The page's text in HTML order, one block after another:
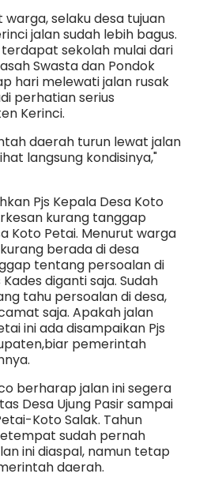
selaku desa tujuan
jalan sudah lebih bagus.
sekolah mulai dari
Swasta dan Pondok
hari melewati jalan rusak
perhatian serius
Kerinci.
daerah turun lewat jalan
langsung kondisinya,"
Pjs Kepala Desa Koto
kurang tanggap
Koto Petai. Menurut warga
berada di desa
tentang persoalan di
diganti saja. Sudah
tahu persoalan di desa,
saja. Apakah jalan
ini ada disampaikan Pjs
pemerintah
berharap jalan ini segera
Desa Ujung Pasir sampai
Koto Salak. Tahun
sudah pernah
ini diaspal, namun tetap
daerah.